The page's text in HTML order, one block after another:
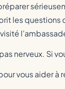
les
nerveux. Si
vous aider à